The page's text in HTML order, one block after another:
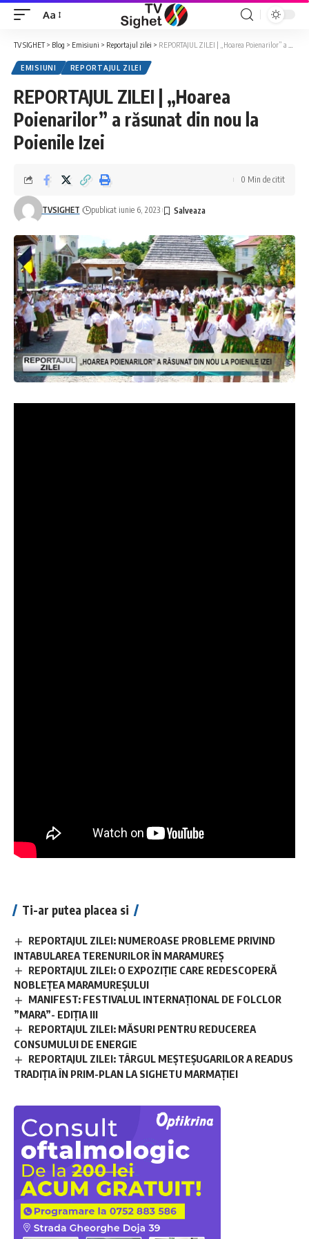
Font
Resizer
Aa
TV SIGHET> Blog > Emisiuni > Reportajul zilei > REPORTAJUL ZILEI | „Hoarea Poienarilor” a răsunat din nou la Poienile Izei
EMISIUNI REPORTAJUL ZILEI
REPORTAJUL ZILEI | „Hoarea
Poienarilor” a răsunat din nou la
Poienile Izei
TVSIGHET publicat iunie 6, 2023
0 Min de citit
Ti-ar putea placea si
REPORTAJUL ZILEI: NUMEROASE PROBLEME PRIVIND
INTABULAREA TERENURILOR ÎN MARAMUREȘ
REPORTAJUL ZILEI: O EXPOZIȚIE CARE REDESCOPERĂ
NOBLEȚEA MARAMUREȘULUI
MANIFEST: FESTIVALUL INTERNAȚIONAL DE FOLCLOR
”MARA”- EDIȚIA III
REPORTAJUL ZILEI: MĂSURI PENTRU REDUCEREA
CONSUMULUI DE ENERGIE
REPORTAJUL ZILEI: TÂRGUL MEȘTEȘUGARILOR A READUS
TRADIȚIA ÎN PRIM-PLAN LA SIGHETU MARMAȚIEI